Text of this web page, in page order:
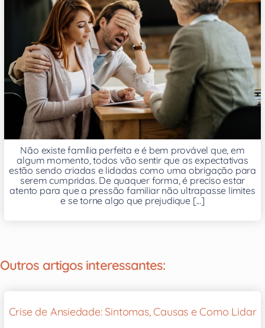
Não existe família perfeita e é bem provável que, em
algum momento, todos vão sentir que as expectativas
estão sendo criadas e lidadas como uma obrigação para
serem cumpridas. De quaquer forma, é preciso estar
atento para que a pressão familiar não ultrapasse limites
e se torne algo que prejudique [...]
Outros artigos interessantes:
Crise de Ansiedade: Sintomas, Causas e Como Lidar